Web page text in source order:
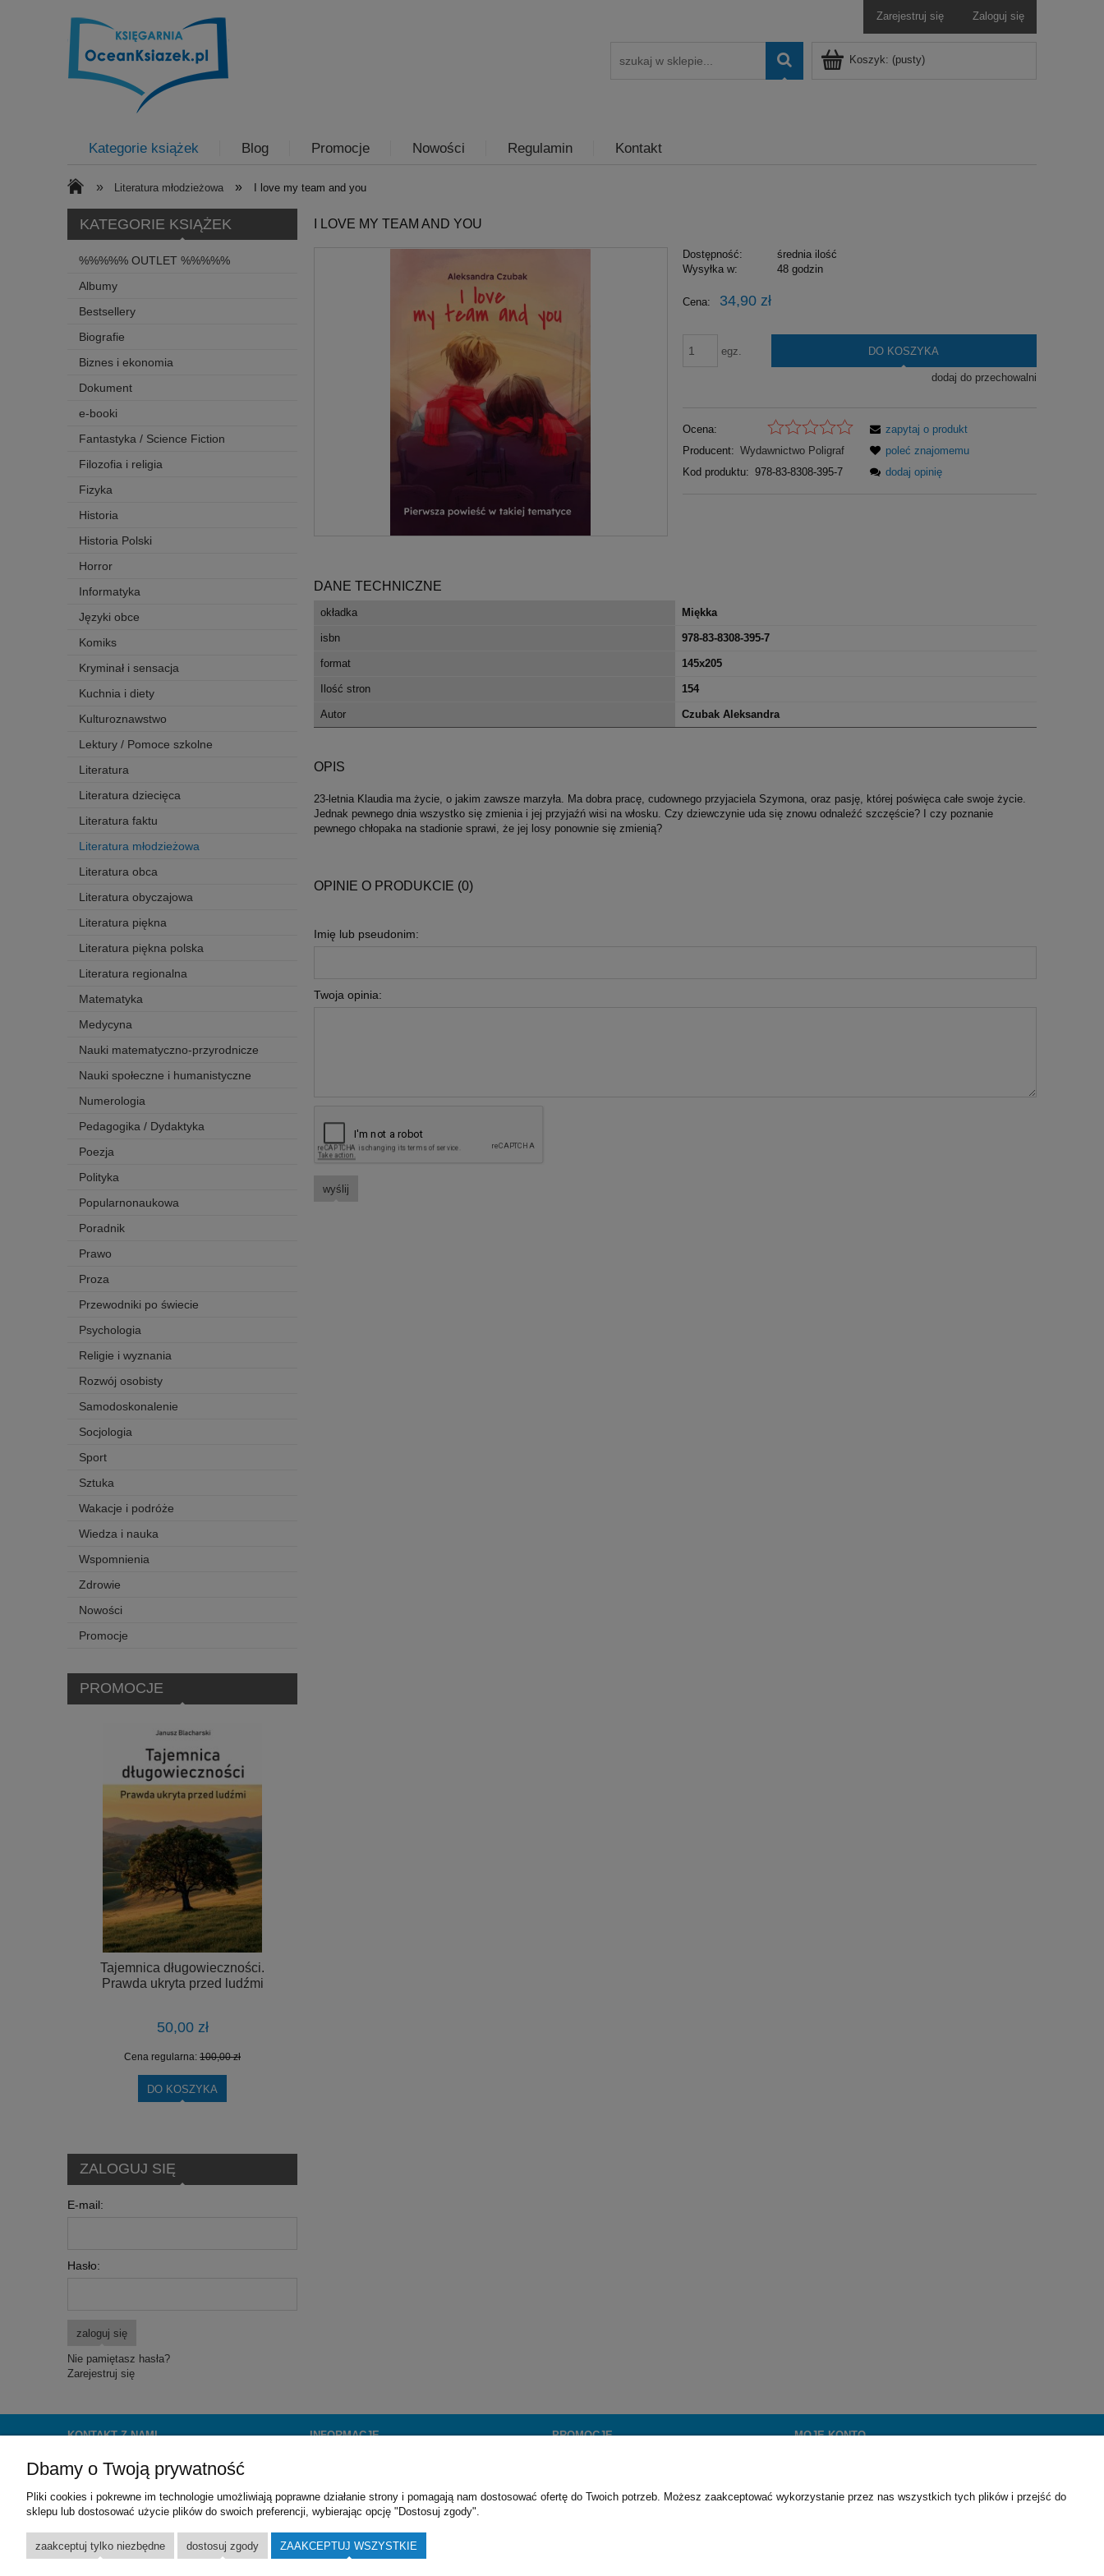
Zarejestruj się Zaloguj się
Koszyk: (pusty)
Kategorie książek Blog Promocje Nowości Regulamin Kontakt
» Literatura młodzieżowa » I love my team and you
KATEGORIE KSIĄŻEK
%%%%% OUTLET %%%%%
Albumy
Bestsellery
Biografie
Biznes i ekonomia
Dokument
e-booki
Fantastyka / Science Fiction
Filozofia i religia
Fizyka
Historia
Historia Polski
Horror
Informatyka
Języki obce
Komiks
Kryminał i sensacja
Kuchnia i diety
Kulturoznawstwo
Lektury / Pomoce szkolne
Literatura
Literatura dziecięca
Literatura faktu
Literatura młodzieżowa
Literatura obca
Literatura obyczajowa
Literatura piękna
Literatura piękna polska
Literatura regionalna
Matematyka
Medycyna
Nauki matematyczno-przyrodnicze
Nauki społeczne i humanistyczne
Numerologia
Pedagogika / Dydaktyka
Poezja
Polityka
Popularnonaukowa
Poradnik
Prawo
Proza
Przewodniki po świecie
Psychologia
Religie i wyznania
Rozwój osobisty
Samodoskonalenie
Socjologia
Sport
Sztuka
Wakacje i podróże
Wiedza i nauka
Wspomnienia
Zdrowie
Nowości
Promocje
PROMOCJE
Tajemnica długowieczności.
Prawda ukryta przed ludźmi
50,00 zł
Cena regularna: 100,00 zł
DO KOSZYKA
ZALOGUJ SIĘ
E-mail:
Hasło:
zaloguj się
Nie pamiętasz hasła?
Zarejestruj się
I LOVE MY TEAM AND YOU
Dostępność:
średnia ilość
Wysyłka w:
48 godzin
Cena: 34,90 zł
egz. DO KOSZYKA
dodaj do przechowalni
Ocena:
Producent: Wydawnictwo Poligraf
Kod produktu: 978-83-8308-395-7
zapytaj o produkt
poleć znajomemu
dodaj opinię
DANE TECHNICZNE
okładka Miękka
isbn 978-83-8308-395-7
format 145x205
Ilość stron 154
Autor Czubak Aleksandra
OPIS
23-letnia Klaudia ma życie, o jakim zawsze marzyła. Ma dobra pracę, cudownego przyjaciela Szymona, oraz pasję, której poświęca całe swoje życie.
Jednak pewnego dnia wszystko się zmienia i jej przyjaźń wisi na włosku. Czy dziewczynie uda się znowu odnaleźć szczęście? I czy poznanie
pewnego chłopaka na stadionie sprawi, że jej losy ponownie się zmienią?
OPINIE O PRODUKCIE (0)
Imię lub pseudonim:
Twoja opinia:
wyślij
KONTAKT Z NAMI
OceanKsiazek.pl
Wydawnictwo Poligraf sp. z o.o.
ul. Młyńska 38
55-093 Brzezia Łąka k/Wrocławia
tel:(71) 315-39-13
INFORMACJE PROMOCJE MOJE KONTO
Dbamy o Twoją prywatność
Pliki cookies i pokrewne im technologie umożliwiają poprawne działanie strony i pomagają nam dostosować ofertę do Twoich potrzeb. Możesz zaakceptować wykorzystanie przez nas wszystkich tych plików i przejść do
sklepu lub dostosować użycie plików do swoich preferencji, wybierając opcję "Dostosuj zgody".
zaakceptuj tylko niezbędne dostosuj zgody ZAAKCEPTUJ WSZYSTKIE